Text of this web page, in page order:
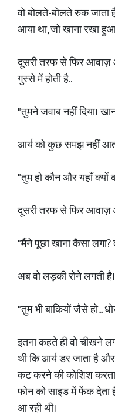
वो बोलते-बोलते रुक जाता
आया था, जो खाना रखा
दूसरी तरफ से फिर आवाज़
गुस्से में होती है..
"तुमने जवाब नहीं दिया।
आर्य को कुछ समझ नहीं
"तुम हो कौन और यहाँ क्यों
दूसरी तरफ से फिर
"मैंने पूछा खाना कैसा लगा?
अब वो लड़की रोने लगती है।
"तुम भी बाकियों जैसे हो...
इतना कहते ही वो चीखने
थी कि आर्य डर जाता है
कट करने की कोशिश करता
फोन को साइड में फेंक
आ रही थी।